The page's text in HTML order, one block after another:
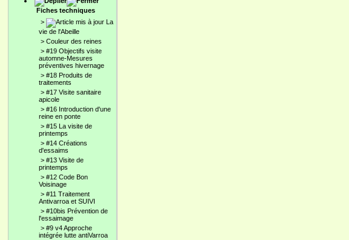
Fiches techniques
>
La
vie de l'Abeille
> Couleur des reines
> #19 Objectifs visite
automne-Mesures
préventives hivernage
> #18 Produits de
traitements
> #17 Visite sanitaire
apicole
> #16 Introduction d'une
reine en ponte
> #15 La visite de
printemps
> #14 Créations
d'essaims
> #13 Visite de
printemps
> #12 Code Bon
Voisinage
> #11 Traitement
Antivarroa et SUIVI
> #10bis Prévention de
l'essaimage
> #9 v4 Approche
intégrée lutte antiVarroa